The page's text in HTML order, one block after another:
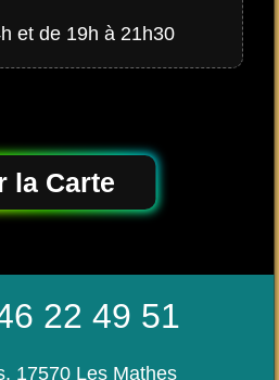
et de 19h à 21h30
la Carte
22 49 51
17570 Les Mathes